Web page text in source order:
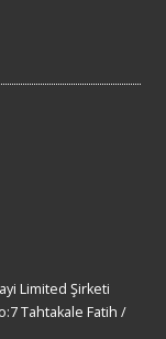
Limited Şirketi
Tahtakale Fatih /